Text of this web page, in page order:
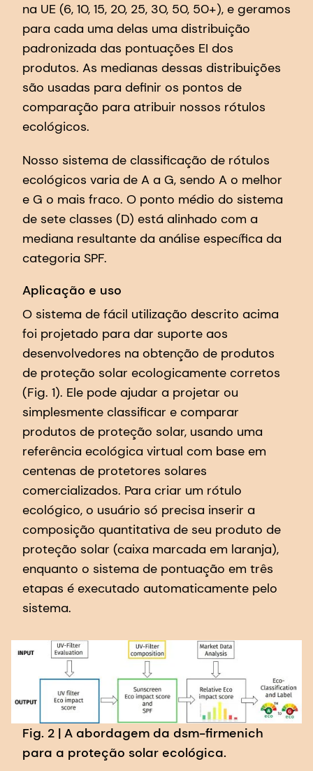
na UE (6, 10, 15, 20, 25, 30, 50, 50+), e geramos
para cada uma delas uma distribuição
padronizada das pontuações EI dos
produtos. As medianas dessas distribuições
são usadas para definir os pontos de
comparação para atribuir nossos rótulos
ecológicos.
Nosso sistema de classificação de rótulos
ecológicos varia de A a G, sendo A o melhor
e G o mais fraco. O ponto médio do sistema
de sete classes (D) está alinhado com a
mediana resultante da análise específica da
categoria SPF.
Aplicação e uso
O sistema de fácil utilização descrito acima
foi projetado para dar suporte aos
desenvolvedores na obtenção de produtos
de proteção solar ecologicamente corretos
(Fig. 1). Ele pode ajudar a projetar ou
simplesmente classificar e comparar
produtos de proteção solar, usando uma
referência ecológica virtual com base em
centenas de protetores solares
comercializados. Para criar um rótulo
ecológico, o usuário só precisa inserir a
composição quantitativa de seu produto de
proteção solar (caixa marcada em laranja),
enquanto o sistema de pontuação em três
etapas é executado automaticamente pelo
sistema.
Fig. 2 | A abordagem da dsm-firmenich
para a proteção solar ecológica.